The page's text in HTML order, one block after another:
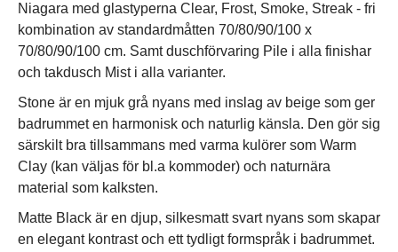
Niagara med glastyperna Clear, Frost, Smoke, Streak - fri
kombination av standardmåtten 70/80/90/100 x
70/80/90/100 cm. Samt duschförvaring Pile i alla finishar
och takdusch Mist i alla varianter.
Stone är en mjuk grå nyans med inslag av beige som ger
badrummet en harmonisk och naturlig känsla. Den gör sig
särskilt bra tillsammans med varma kulörer som Warm
Clay (kan väljas för bl.a kommoder) och naturnära
material som kalksten.
Matte Black är en djup, silkesmatt svart nyans som skapar
en elegant kontrast och ett tydligt formspråk i badrummet.